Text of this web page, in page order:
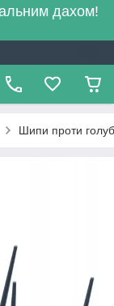
дахом!
Шипи проти